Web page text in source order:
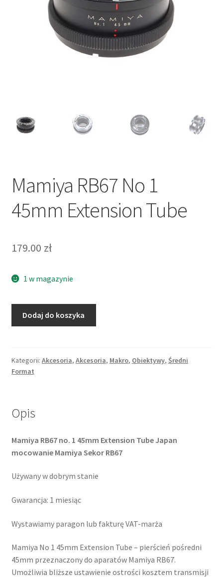
Zamówienia
Mamiya RB67 No 1
45mm Extension Tube
179.00 zł
1 w magazynie
1
45mm
Dodaj do koszyka
Kategorii: Akcesoria, Akcesoria, Makro, Obiektywy, Średni
Format
Opis
Mamiya RB67 no. 1 45mm Extension Tube Japan
mocowanie Mamiya Sekor RB67
Używany w dobrym stanie
Gwarancja: 1 miesiąc
Wystawiamy paragon lub fakturę VAT-marża
Mamiya No 1 45mm Extension Tube – pierścień pośredni
45mm przeznaczony do aparatów Mamiya RB67.
Umożliwia bliższe ustawienie ostrości kosztem transmisji